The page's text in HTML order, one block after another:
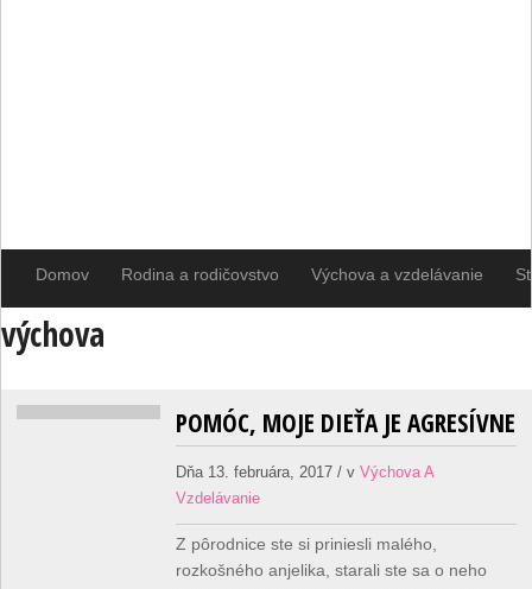
Domov Rodina a rodičovstvo Výchova a vzdelávanie
výchova
POMÓC, MOJE DIEŤA JE AGRESÍVNE
Dňa 13. februára, 2017 / v Výchova A
Vzdelávanie
Z pôrodnice ste si priniesli malého,
rozkošného anjelika, starali ste sa o neho